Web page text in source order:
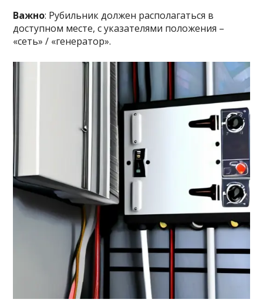
Важно: Рубильник должен располагаться в
доступном месте, с указателями положения –
«сеть» / «генератор».